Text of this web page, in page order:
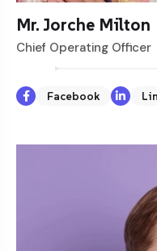
Mr. Jorche Milton
Chief Operating Officer
Facebook